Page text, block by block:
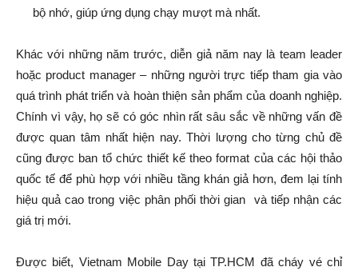
bộ nhớ, giúp ứng dụng chạy mượt mà nhất.
Khác với những năm trước, diễn giả năm nay là team leader
hoặc product manager – những người trực tiếp tham gia vào
quá trình phát triển và hoàn thiện sản phẩm của doanh nghiệp.
Chính vì vậy, họ sẽ có góc nhìn rất sâu sắc về những vấn đề
được quan tâm nhất hiện nay. Thời lượng cho từng chủ đề
cũng được ban tổ chức thiết kế theo format của các hội thảo
quốc tế để phù hợp với nhiều tầng khán giả hơn, đem lại tính
hiệu quả cao trong việc phân phối thời gian và tiếp nhận các
giá trị mới.
Được biết, Vietnam Mobile Day tại TP.HCM đã cháy vé chỉ